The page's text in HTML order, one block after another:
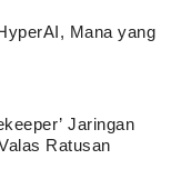
Mana yang
Jaringan
Ratusan